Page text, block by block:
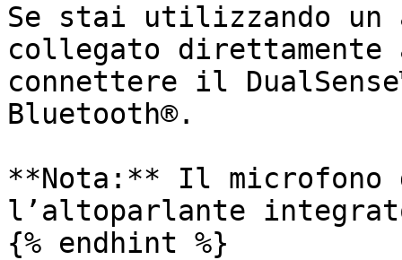
Se stai utilizzando un
collegato
connettere il
Bluetooth®.
**Nota:** Il microfono
l’altoparlante
{% endhint %}